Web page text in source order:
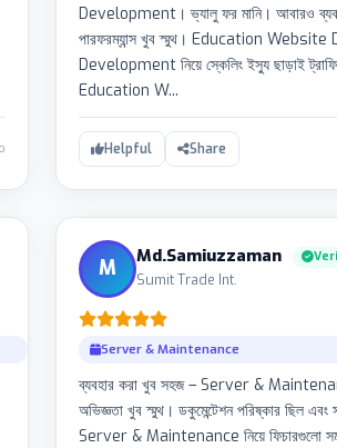
Development। ভ্যালু ফর মানি। আবারও
পারফরম্যান্স খুব স্মুথ। Education
Development নিয়ে স্কেলিং ইস্যু ছাড়াই
Education W...
Helpful Share
M Md.Samiuzzaman
Sumit Trade Int.
Server & Maintenance
ব্যবহার করা খুব সহজ – Server &
অভিজ্ঞতা খুব স্মুথ। ডকুমেন্টেশন পরিষ্কার ছিল
Server & Maintenance নিয়ে ফিচারগুলো